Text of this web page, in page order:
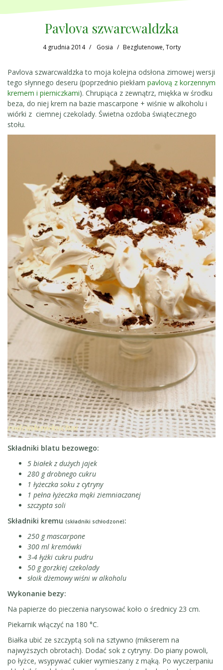
Pavlova szwarcwaldzka
4 grudnia 2014 Gosia Bezglutenowe,Torty
Pavlova szwarcwaldzka to moja kolejna odsłona zimowej wersji
tego słynnego deseru (poprzednio piekłam pavlovą z korzennym
kremem i pierniczkami). Chrupiąca z zewnątrz, miękka w środku
beza, do niej krem na bazie mascarpone + wiśnie w alkoholu i
wiórki z ciemnej czekolady. Świetna ozdoba świątecznego
stołu.
Składniki blatu bezowego:
5 białek z dużych jajek
280 g drobnego cukru
1 łyżeczka soku z cytryny
1 pełna łyżeczka mąki ziemniaczanej
szczypta soli
Składniki kremu (składniki schłodzone):
250 g mascarpone
300 ml kremówki
3-4 łyżki cukru pudru
50 g gorzkiej czekolady
słoik dżemowy wiśni w alkoholu
Wykonanie bezy:
Na papierze do pieczenia narysować koło o średnicy 23 cm.
Piekarnik włączyć na 180 °C.
Białka ubić ze szczyptą soli na sztywno (mikserem na
najwyższych obrotach). Dodać sok z cytryny. Do piany powoli,
po łyżce, wsypywać cukier wymieszany z mąką. Po wyczerpaniu